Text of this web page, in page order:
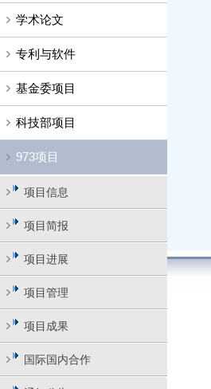
学术论文
专利与软件
基金委项目
科技部项目
973项目
项目信息
项目简报
项目进展
项目管理
项目成果
国际国内合作